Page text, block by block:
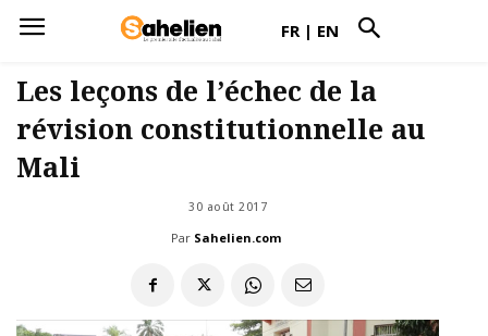
FR | EN
Les leçons de l’échec de la
révision constitutionnelle au
Mali
30 août 2017
Par Sahelien.com